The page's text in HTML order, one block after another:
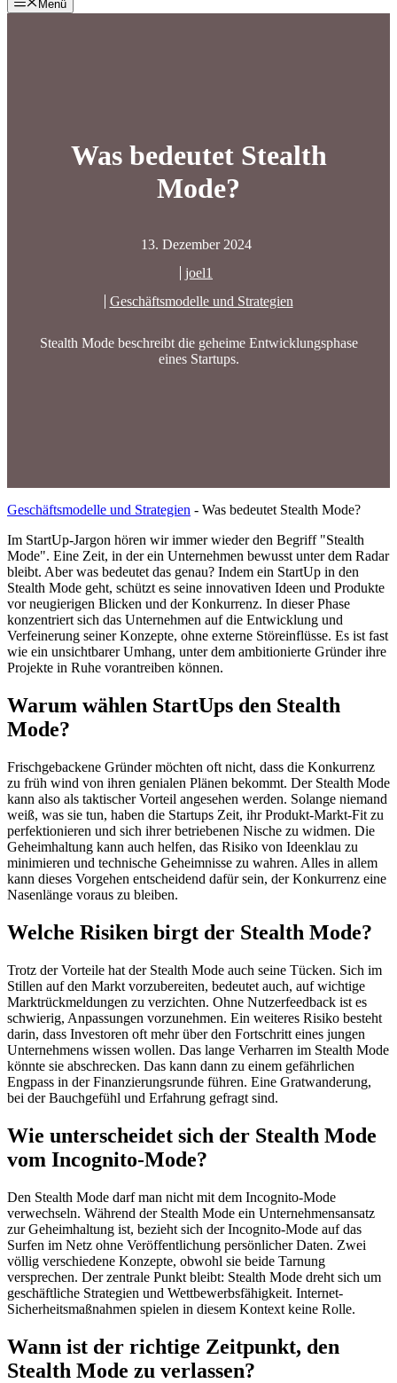
Menü
Was bedeutet Stealth
Mode?
13. Dezember 2024
joel1
Geschäftsmodelle und Strategien
Stealth Mode beschreibt die geheime Entwicklungsphase
eines Startups.
Geschäftsmodelle und Strategien - Was bedeutet Stealth Mode?
Im StartUp-Jargon hören wir immer wieder den Begriff "Stealth
Mode". Eine Zeit, in der ein Unternehmen bewusst unter dem Radar
bleibt. Aber was bedeutet das genau? Indem ein StartUp in den
Stealth Mode geht, schützt es seine innovativen Ideen und Produkte
vor neugierigen Blicken und der Konkurrenz. In dieser Phase
konzentriert sich das Unternehmen auf die Entwicklung und
Verfeinerung seiner Konzepte, ohne externe Störeinflüsse. Es ist fast
wie ein unsichtbarer Umhang, unter dem ambitionierte Gründer ihre
Projekte in Ruhe vorantreiben können.
Warum wählen StartUps den Stealth
Mode?
Frischgebackene Gründer möchten oft nicht, dass die Konkurrenz
zu früh wind von ihren genialen Plänen bekommt. Der Stealth Mode
kann also als taktischer Vorteil angesehen werden. Solange niemand
weiß, was sie tun, haben die Startups Zeit, ihr Produkt-Markt-Fit zu
perfektionieren und sich ihrer betriebenen Nische zu widmen. Die
Geheimhaltung kann auch helfen, das Risiko von Ideenklau zu
minimieren und technische Geheimnisse zu wahren. Alles in allem
kann dieses Vorgehen entscheidend dafür sein, der Konkurrenz eine
Nasenlänge voraus zu bleiben.
Welche Risiken birgt der Stealth Mode?
Trotz der Vorteile hat der Stealth Mode auch seine Tücken. Sich im
Stillen auf den Markt vorzubereiten, bedeutet auch, auf wichtige
Marktrückmeldungen zu verzichten. Ohne Nutzerfeedback ist es
schwierig, Anpassungen vorzunehmen. Ein weiteres Risiko besteht
darin, dass Investoren oft mehr über den Fortschritt eines jungen
Unternehmens wissen wollen. Das lange Verharren im Stealth Mode
könnte sie abschrecken. Das kann dann zu einem gefährlichen
Engpass in der Finanzierungsrunde führen. Eine Gratwanderung,
bei der Bauchgefühl und Erfahrung gefragt sind.
Wie unterscheidet sich der Stealth Mode
vom Incognito-Mode?
Den Stealth Mode darf man nicht mit dem Incognito-Mode
verwechseln. Während der Stealth Mode ein Unternehmensansatz
zur Geheimhaltung ist, bezieht sich der Incognito-Mode auf das
Surfen im Netz ohne Veröffentlichung persönlicher Daten. Zwei
völlig verschiedene Konzepte, obwohl sie beide Tarnung
versprechen. Der zentrale Punkt bleibt: Stealth Mode dreht sich um
geschäftliche Strategien und Wettbewerbsfähigkeit. Internet-
Sicherheitsmaßnahmen spielen in diesem Kontext keine Rolle.
Wann ist der richtige Zeitpunkt, den
Stealth Mode zu verlassen?